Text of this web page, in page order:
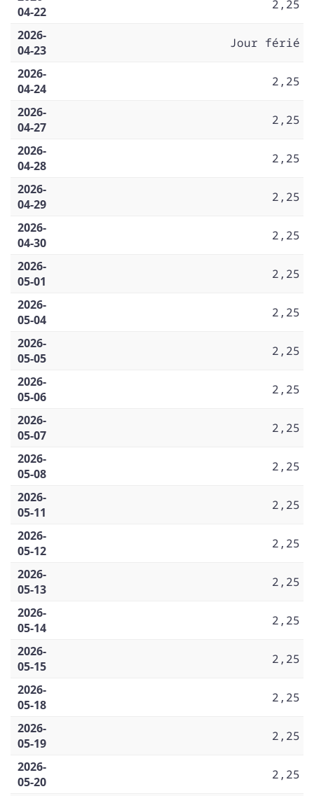
04-22
2,25
2026-
04-23
Jour férié
2026-
04-24
2,25
2026-
04-27
2,25
2026-
04-28
2,25
2026-
04-29
2,25
2026-
04-30
2,25
2026-
05-01
2,25
2026-
05-04
2,25
2026-
05-05
2,25
2026-
05-06
2,25
2026-
05-07
2,25
2026-
05-08
2,25
2026-
05-11
2,25
2026-
05-12
2,25
2026-
05-13
2,25
2026-
05-14
2,25
2026-
05-15
2,25
2026-
05-18
2,25
2026-
05-19
2,25
2026-
05-20
2,25